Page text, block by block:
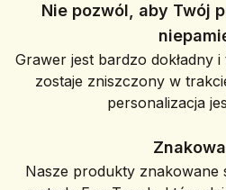
Nie pozwól, aby Twój
Grawer jest bardzo dokładny
zostaje zniszczony w
personalizacja
Nasze produkty znakowane